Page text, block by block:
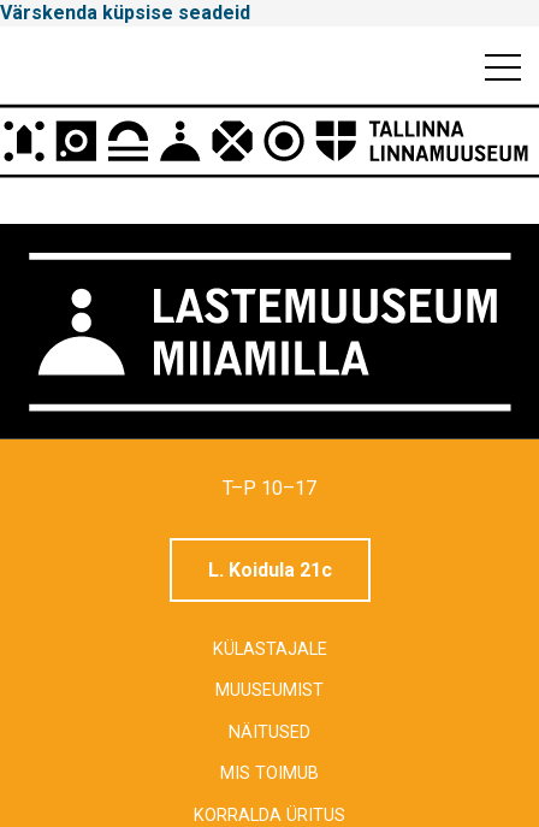
Värskenda küpsise seadeid
Peamenüü
T–P 10–17
L. Koidula 21c
KÜLASTAJALE
MUUSEUMIST
NÄITUSED
MIS TOIMUB
KORRALDA ÜRITUS